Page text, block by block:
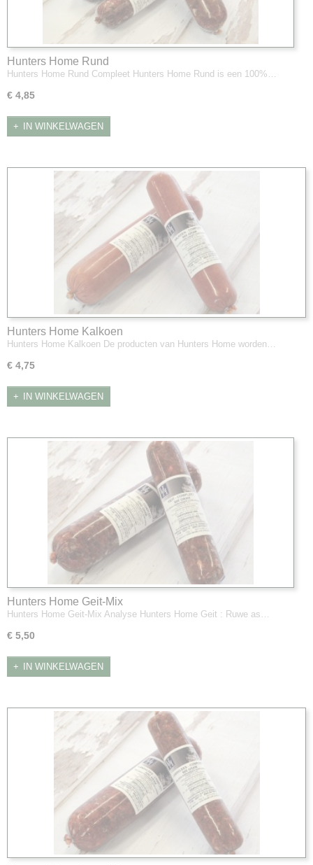
Hunters Home Rund
Hunters Home Rund Compleet Hunters Home Rund is een 100%…
€ 4,85
IN WINKELWAGEN
Hunters Home Kalkoen
Hunters Home Kalkoen De producten van Hunters Home worden…
€ 4,75
IN WINKELWAGEN
Hunters Home Geit-Mix
Hunters Home Geit-Mix Analyse Hunters Home Geit : Ruwe as…
€ 5,50
IN WINKELWAGEN